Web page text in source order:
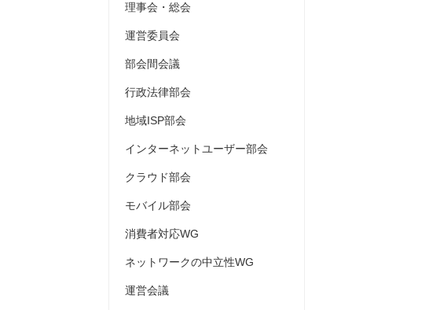
理事会・総会
運営委員会
部会間会議
行政法律部会
地域ISP部会
インターネットユーザー部会
クラウド部会
モバイル部会
消費者対応WG
ネットワークの中立性WG
運営会議